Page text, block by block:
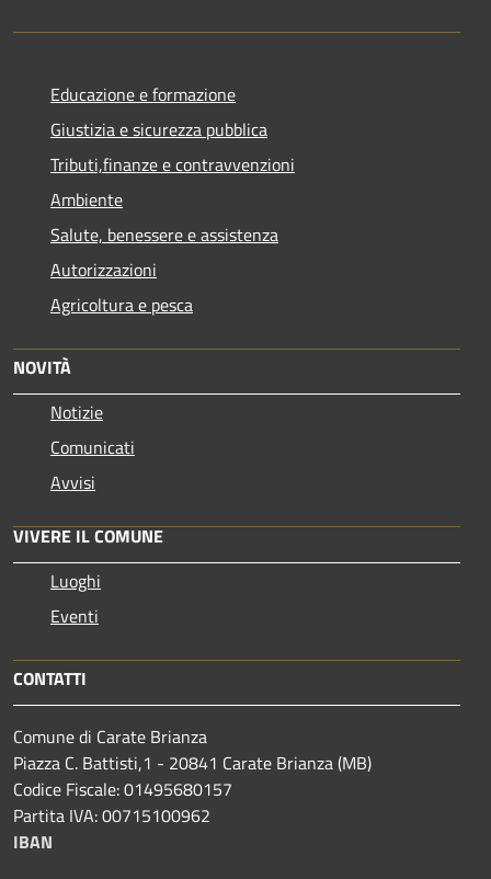
Educazione e formazione
Giustizia e sicurezza pubblica
Tributi,finanze e contravvenzioni
Ambiente
Salute, benessere e assistenza
Autorizzazioni
Agricoltura e pesca
NOVITÀ
Notizie
Comunicati
Avvisi
VIVERE IL COMUNE
Luoghi
Eventi
CONTATTI
Comune di Carate Brianza
Piazza C. Battisti,1 - 20841 Carate Brianza (MB)
Codice Fiscale: 01495680157
Partita IVA: 00715100962
IBAN